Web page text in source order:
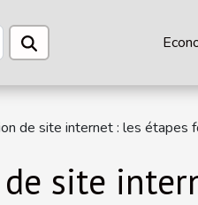
de site internet : les étapes
site